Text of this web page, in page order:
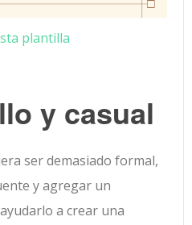
plantilla
y casual
ser demasiado formal,
y agregar un
a crear una